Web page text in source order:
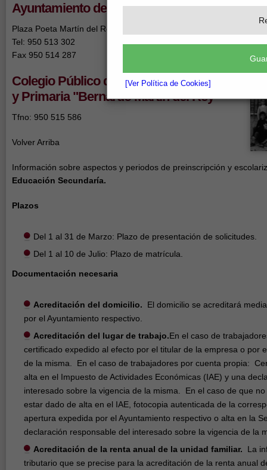
[Ver Política de Cookies]
Ayuntamiento de Fondón
Plaza Poeta Martín del Rey 1, 04460 Fondón (Almería).
Tel: 950 513 302
Fax 950 514 287
Colegio Público de Infantil
y Primaria "Bernardo Martín del Rey"
Tfno: 950 515 586
Volver Arriba
Información sobre aspectos y periodos de preinscripción y
Educación Secundaría.
Plazos
Del 1 al 31 de Marzo: Plazo de presentación de solicitudes.
Del 1 al 10 de Julio: Plazo de matrícula.
Documentación necesaria
Acreditación del domicilio. El domicilio se acreditará
por el Ayuntamiento respectivo.
Acreditación del lugar de trabajo.En el caso de
certificado expedido al efecto por el titular de la empresa o por
de la misma. En el caso de trabajadores por cuenta propia:
alta en el Impuesto de Actividades Económicas (IAE) y una
interesado sobre la vigencia de la misma. En el caso de que
estar dado de alta en el IAE, fotocopia autenticada de la
apertura expedida por el Ayuntamiento respectivo o alta en la
declaración responsable del interesado sobre la vigencia de la
Acreditación de la renta anual de la unidad familiar. La
tributario que se precise para la acreditación de la renta anual